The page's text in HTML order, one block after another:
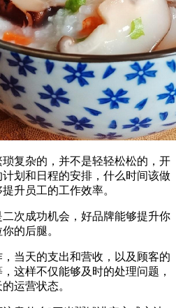
杂的，并不是轻轻松松的，开
划和日程的安排，什么时间该做
升员工的工作效率。
成功机会，好品牌能够提升你
的后腿。
天的支出和营收，以及顾客的
这样不仅能够及时的处理问题，
运营状态。